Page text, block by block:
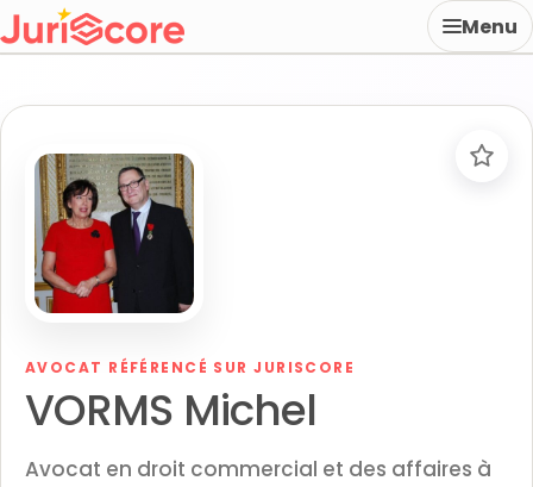
Menu
AVOCAT RÉFÉRENCÉ SUR JURISCORE
VORMS Michel
Avocat en droit commercial et des affaires à